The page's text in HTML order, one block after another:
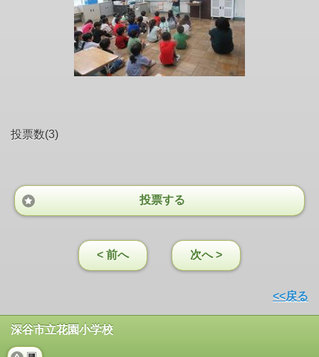
投票数(3)
投票する
< 前へ 次へ >
<<戻る
深谷市立花園小学校